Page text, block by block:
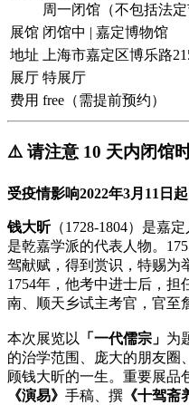
周一闭馆（不包括法定
展馆 闭馆中 | 嘉定博物馆
地址
上海市嘉定区博乐路
展厅 特展厅
费用 free（需提前预约）
⚠️ 请注意 10 天内闭馆
受疫情影响2022年3月11日
钱大昕（1728-1804）是嘉
是乾嘉学派的代表人物。
驾献赋，得到赏识，特赐为
1754年，他考中进士后，担
南、顺天乡试主考官，官至
本次展览以 「一代儒宗」 为
的治学范围、庞大的朋友圈
顾钱大昕的一生。重要展品
《演易》 手稿、撰 《十驾斋